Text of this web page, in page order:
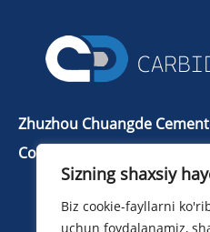
Zhuzhou Chuangde
Co., Ltd
Telba：+86 731
Telefon：+86
Sizning shaxsiy
Biz cookie-fayllarni
uchun foydalanamiz,